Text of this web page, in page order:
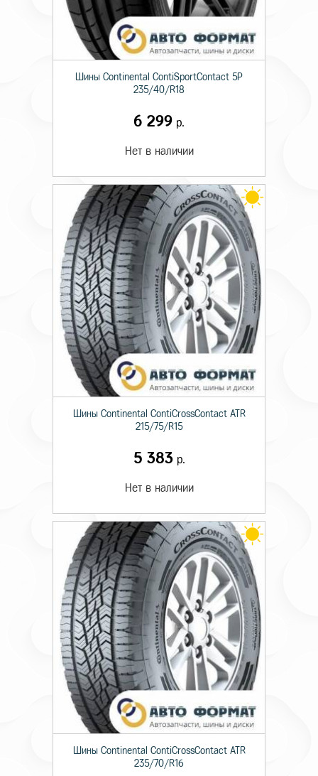
Шины Continental ContiSportContact 5P
235/40/R18
6 299 р.
Нет в наличии
Шины Continental ContiCrossContact ATR
215/75/R15
5 383р.
Нет в наличии
Шины Continental ContiCrossContact ATR
235/70/R16